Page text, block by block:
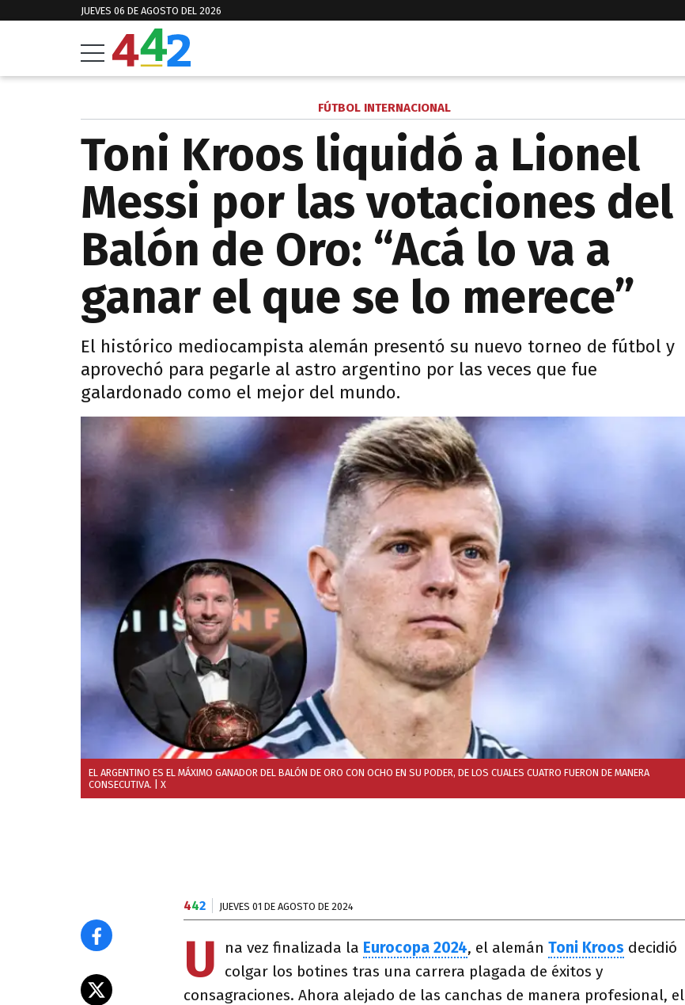
JUEVES 06 DE AGOSTO DEL 2026
FÚTBOL INTERNACIONAL
Toni Kroos liquidó a Lionel
Messi por las votaciones del
Balón de Oro: “Acá lo va a
ganar el que se lo merece”
El histórico mediocampista alemán presentó su nuevo torneo de fútbol y
aprovechó para pegarle al astro argentino por las veces que fue
galardonado como el mejor del mundo.
EL ARGENTINO ES EL MÁXIMO GANADOR DEL BALÓN DE ORO CON OCHO EN SU PODER, DE LOS CUALES CUATRO FUERON DE MANERA
CONSECUTIVA.
| X
442 JUEVES 01 DE AGOSTO DE 2024
U na vez finalizada la Eurocopa 2024, el alemán Toni Kroos decidió
colgar los botines tras una carrera plagada de éxitos y
consagraciones. Ahora alejado de las canchas de manera profesional, el